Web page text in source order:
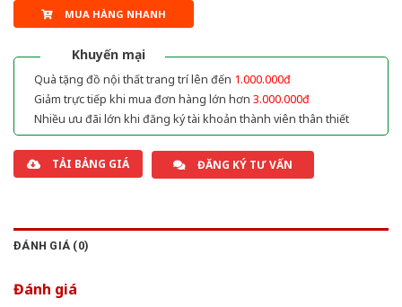
MUA HÀNG NHANH
Khuyến mại
Quà tặng đồ nội thất trang trí lên đến 1.000.000đ
Giảm trực tiếp khi mua đơn hàng lớn hơn 3.000.000đ
Nhiều ưu đãi lớn khi đăng ký tài khoản thành viên thân thiết
TẢI BẢNG GIÁ ĐĂNG KÝ TƯ VẤN
ĐÁNH GIÁ (0)
Đánh giá